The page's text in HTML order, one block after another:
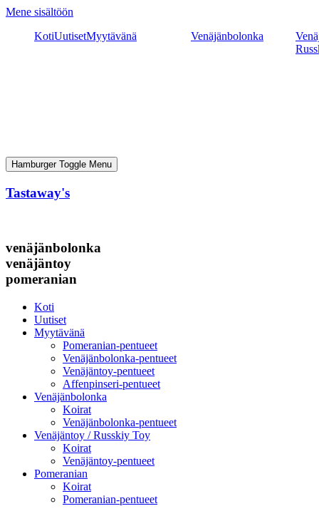
Mene sisältöön
KotiUutisetMyytävänä Venäjänbolonka
Hamburger Toggle Menu
Tastaway's
venäjänbolonka
venäjäntoy
pomeranian
Koti
Uutiset
Myytävänä
Pomeranian-pentueet
Venäjänbolonka-pentueet
Venäjäntoy-pentueet
Affenpinseri-pentueet
Venäjänbolonka
Koirat
Venäjänbolonka-pentueet
Venäjäntoy / Russkiy Toy
Koirat
Venäjäntoy-pentueet
Pomeranian
Koirat
Pomeranian-pentueet